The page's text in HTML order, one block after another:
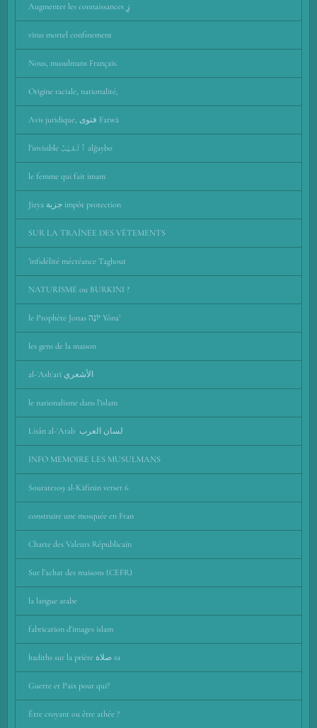
Augmenter les connaissances زِ
virus mortel confinement
Nous, musulmans Français.
Origine raciale, nationalité,
Avis juridique, فتوى Fatwā
l'invisible ٱلْغَيْبُ alğaybo
le femme qui fait imam
Jizya جزية impôt protection
SUR LA TRAÎNÉE DES VÊTEMENTS
’infidélité mécréance Taghout
NATURISME ou BURKINI ?
le Prophète Jonas יוֹנָה Yôna’
les gens de la maison
al-ʾAshʿarī اﻷشعري
le nationalisme dans l’islam
Lisân al-ʿArab لسان العرب
INFO MEMOIRE LES MUSULMANS
Sourate109 al-Kāfirūn verset 6
construire une mosquée en Fran
Charte des Valeurs Républicain
Sur l’achat des maisons (CEFR)
la langue arabe
fabrication d'images islam
hadiths sur la prière صلاة sa
Guerre et Paix pour qui?
Être croyant ou être athée ?